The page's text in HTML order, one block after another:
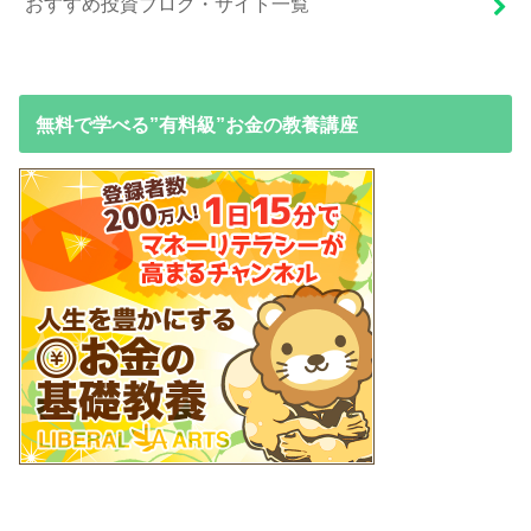
無料で学べる”有料級”お金の教養講座